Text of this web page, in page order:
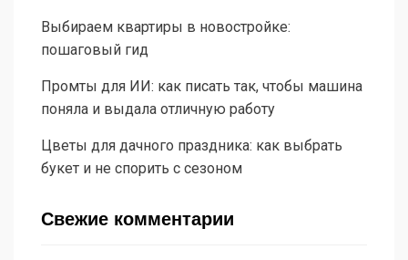
Выбираем квартиры в новостройке:
пошаговый гид
Промты для ИИ: как писать так, чтобы машина
поняла и выдала отличную работу
Цветы для дачного праздника: как выбрать
букет и не спорить с сезоном
Свежие комментарии